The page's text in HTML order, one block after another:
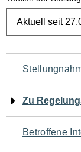
für
den
Zu
Betroffene